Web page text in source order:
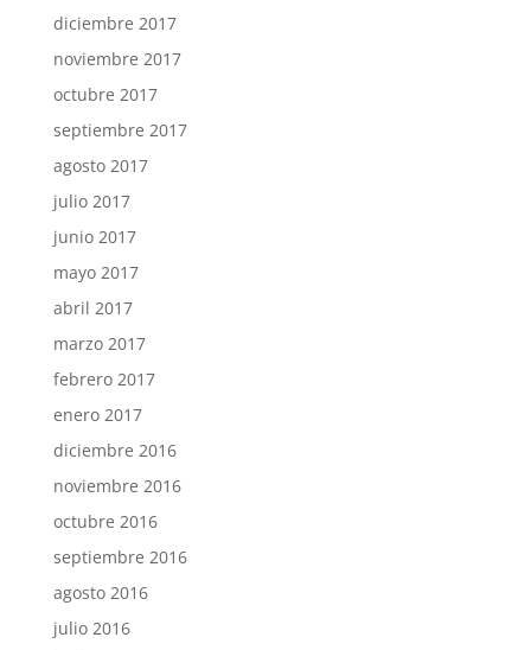
diciembre 2017
noviembre 2017
octubre 2017
septiembre 2017
agosto 2017
julio 2017
junio 2017
mayo 2017
abril 2017
marzo 2017
febrero 2017
enero 2017
diciembre 2016
noviembre 2016
octubre 2016
septiembre 2016
agosto 2016
julio 2016